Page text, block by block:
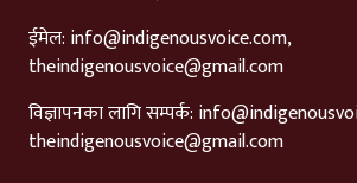
ईमेल: info@indigenousvoice.com,
theindigenousvoice@gmail.com
विज्ञापनका लागि सम्पर्क:
theindigenousvoice@gmail.com